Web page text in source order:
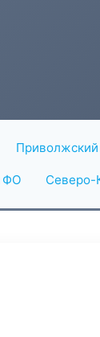
ФО Северо-